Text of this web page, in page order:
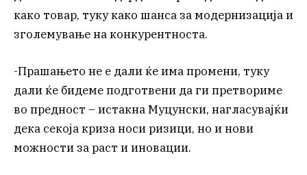
како товар, туку како шанса за модернизација и
зголемување на конкурентноста.
-Прашањето не е дали ќе има промени, туку
дали ќе бидеме подготвени да ги претвориме
во предност – истакна Муцунски, нагласувајќи
дека секоја криза носи ризици, но и нови
можности за раст и иновации.